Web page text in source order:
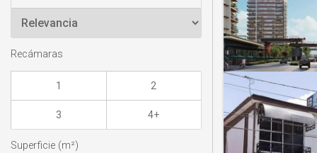
Recámaras
1 2
3 4+
Superficie (m²)